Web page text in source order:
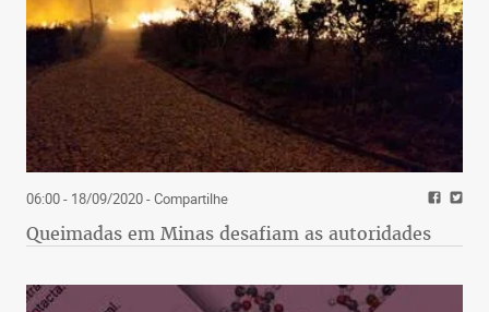
06:00 - 18/09/2020- Compartilhe
Queimadas em Minas desafiam as autoridades